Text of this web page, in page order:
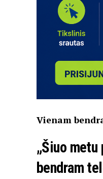
Vienam
„Šiuo
bendram